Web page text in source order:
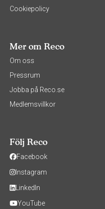
Cookiepolicy
Mer om Reco
Om oss
Pressrum
Jobba på Reco.se
Medlemsvillkor
Följ Reco
Facebook
Instagram
LinkedIn
YouTube